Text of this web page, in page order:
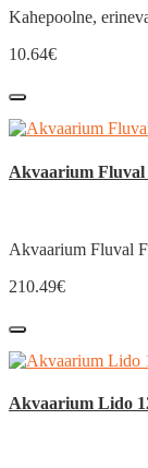
Kahepoolne,
10.64€
Akvaarium
Akvaarium Fluval
210.49€
Akvaarium Lido